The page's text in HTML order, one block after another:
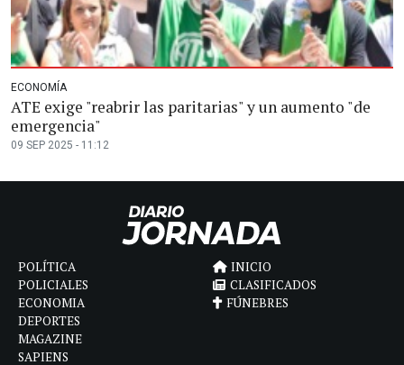
ECONOMÍA
ATE exige "reabrir las paritarias" y un aumento "de
emergencia"
09 SEP 2025 - 11:12
POLÍTICA
POLICIALES
ECONOMIA
DEPORTES
MAGAZINE
SAPIENS
INICIO
CLASIFICADOS
FÚNEBRES